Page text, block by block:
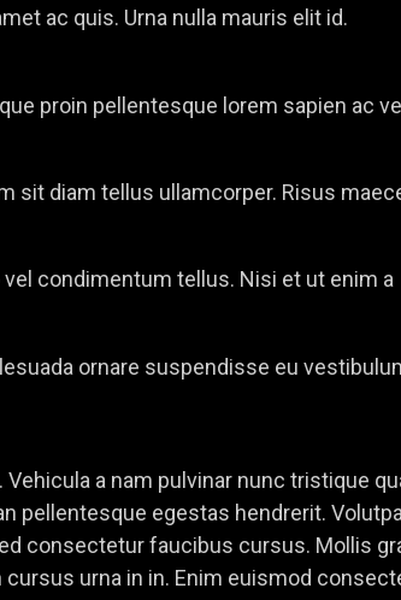
ac quis. Urna nulla mauris elit id.
proin pellentesque lorem sapien ac
sit diam tellus ullamcorper. Risus
condimentum tellus. Nisi et ut enim a
ornare suspendisse eu
a nam pulvinar nunc tristique
pellentesque egestas hendrerit.
consectetur faucibus cursus. Mollis
urna in in. Enim euismod